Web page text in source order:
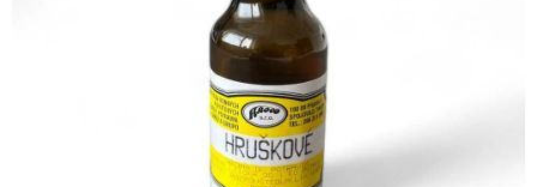
TÉMATICKÉ PRODUKTY